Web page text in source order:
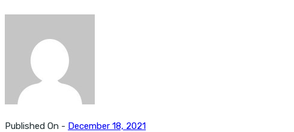
Published On - December 18, 2021